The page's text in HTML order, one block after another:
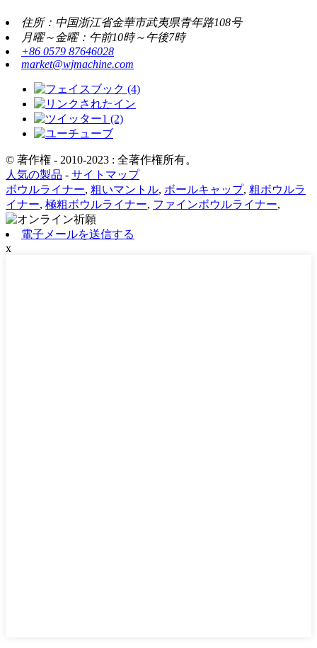
住所：中国浙江省金華市武夷県青年路108号
月曜～金曜：午前10時～午後7時
+86 0579 87646028
market@wjmachine.com
© 著作権 - 2010-2023 : 全著作権所有。
人気の製品 - サイトマップ
ボウルライナー, 粗いマントル, ボールキャップ, 粗ボウルラ
イナー, 極粗ボウルライナー, ファインボウルライナー,
電子メールを送信する
x